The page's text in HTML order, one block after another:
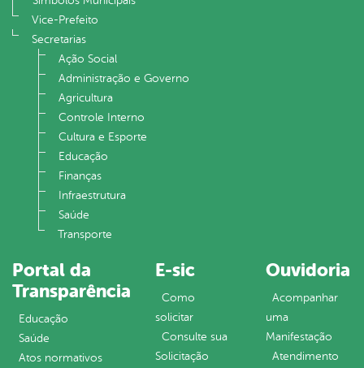
Vice-Prefeito
Secretarias
Ação Social
Administração e Governo
Agricultura
Controle Interno
Cultura e Esporte
Educação
Finanças
Infraestrutura
Saúde
Transporte
Portal da
Transparência
Educação
Saúde
Atos normativos
E-sic
Como
solicitar
Consulte sua
Solicitação
Ouvidoria
Acompanhar
uma
Manifestação
Atendimento